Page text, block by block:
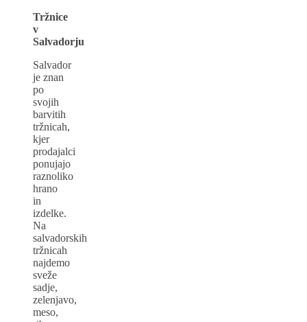
Tržnice
v
Salvadorju
Salvador
je znan
po
svojih
barvitih
tržnicah,
kjer
prodajalci
ponujajo
raznoliko
hrano
in
izdelke.
Na
salvadorskih
tržnicah
najdemo
sveže
sadje,
zelenjavo,
meso,